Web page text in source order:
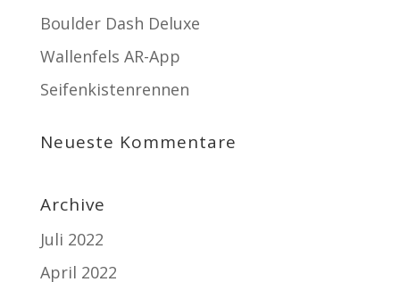
Boulder Dash Deluxe
Wallenfels AR-App
Seifenkistenrennen
Neueste Kommentare
Archive
Juli 2022
April 2022